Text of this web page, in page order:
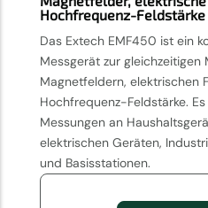
Hochfrequenz-Feldstärke
Das Extech EMF450 ist ein
Messgerät zur gleichzeitigen
Magnetfeldern, elektrischen
Hochfrequenz-Feldstärke.
Messungen an
elektrischen Geräten,
und Basisstationen.